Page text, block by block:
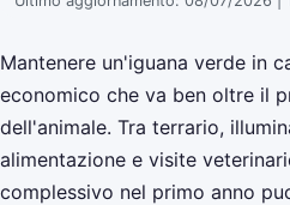
Mantenere un'iguana verde in
economico che va ben oltre il
dell'animale. Tra terrario,
alimentazione e visite
complessivo nel primo anno